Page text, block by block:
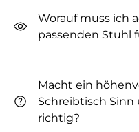
Worauf muss ich
passenden Stuhl
Macht ein
Schreibtisch Sinn
richtig?